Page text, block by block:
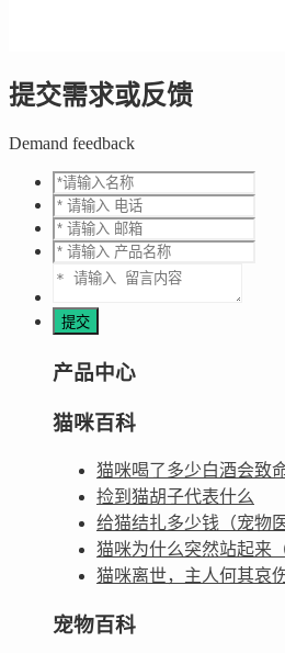
提交需求或反馈
Demand feedback
产品中心
猫咪百科
猫咪喝了多少白酒会致命
捡到猫胡子代表什么
给猫结扎多少钱（宠物
猫咪为什么突然站起来
猫咪离世，主人何其哀伤
宠物百科